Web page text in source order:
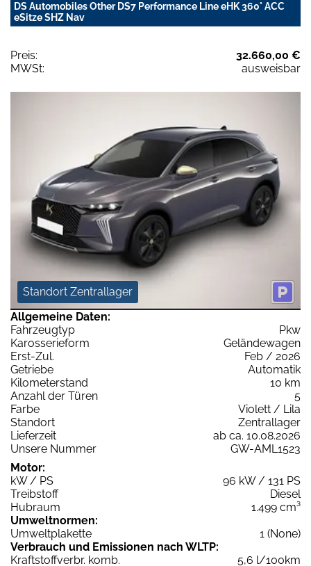
DS Automobiles Other DS7 Performance Line eHK 360° ACC
eSitze SHZ Nav
Preis:
32.660,00 €
MWSt:
ausweisbar
Standort Zentrallager
Allgemeine Daten:
Fahrzeugtyp
Pkw
Karosserieform
Geländewagen
Erst-Zul.
Feb / 2026
Getriebe
Automatik
Kilometerstand
10 km
Anzahl der Türen
5
Farbe
Violett / Lila
Standort
Zentrallager
Lieferzeit
ab ca. 10.08.2026
Unsere Nummer
GW-AML1523
Motor:
kW / PS
96 kW / 131 PS
Treibstoff
Diesel
Hubraum
1.499 cm³
Umweltnormen:
Umweltplakette
1 (None)
Verbrauch und Emissionen nach WLTP:
Kraftstoffverbr. komb.
5,6 l/100km